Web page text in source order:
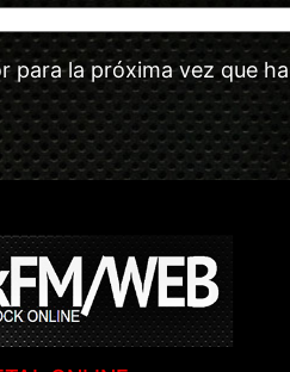
para la próxima vez que